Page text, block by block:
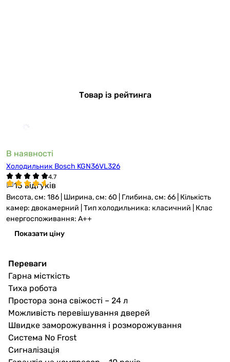
Товар із рейтинга
В наявності
Холодильник Bosch KGN36VL326
15 відгуків
Висота, см: 186 | Ширина, см: 60 | Глибина, см: 66 | Кількість
камер: двокамерний | Тип холодильника: класичний | Клас
енергоспоживання: A++
Показати ціну
Переваги
Гарна місткість
Тиха робота
Простора зона свіжості – 24 л
Можливість перевішування дверей
Швидке заморожування і розморожування
Система No Frost
Сигналізація